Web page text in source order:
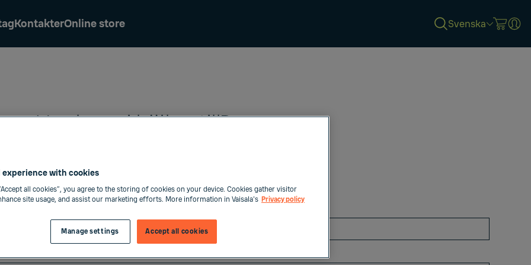
KontakterOnline store Svenska
Hur kan vi hjälpa till?
direkt till rätt kontakt på Vaisala.
experience with cookies
all cookies”, you agree to the storing of cookies on your device. Cookies gather visitor
site usage, and assist our marketing efforts. More information in Vaisala's Privacy policy
Accept all cookies
Manage settings